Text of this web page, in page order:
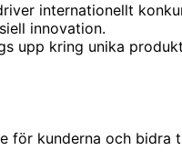
internationellt
innovation.
upp kring unika
för kunderna och bidra